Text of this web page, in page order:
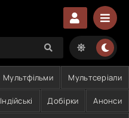
Мультфільми Мультсеріали
Індійські Добірки Анонси